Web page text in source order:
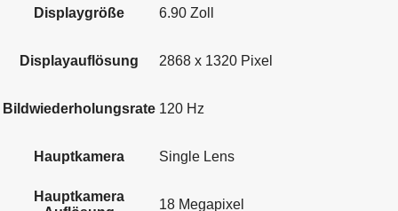
Displaygröße 6.90 Zoll
Displayauflösung 2868 x 1320 Pixel
Bildwiederholungsrate 120 Hz
Hauptkamera Single Lens
Hauptkamera
18 Megapixel